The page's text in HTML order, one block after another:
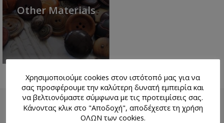
Other Materials
ΧΆΡΤΗΣ ΕΠΙΣΤΡΟΦΉ ΠΆΝΩ
Χρησιμοποιούμε cookies στον ιστότοπό μας για να
σας προσφέρουμε την καλύτερη δυνατή εμπειρία και
να βελτιονόμαστε σύμφωνα με τις προτειμίσεις σας.
Κάνοντας κλικ στο "Αποδοχή", αποδέχεστε τη χρήση
ΟΛΩΝ των cookies.